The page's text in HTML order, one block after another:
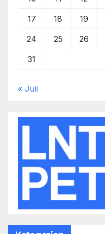
17 18 19
24 25 26
31
« Juli